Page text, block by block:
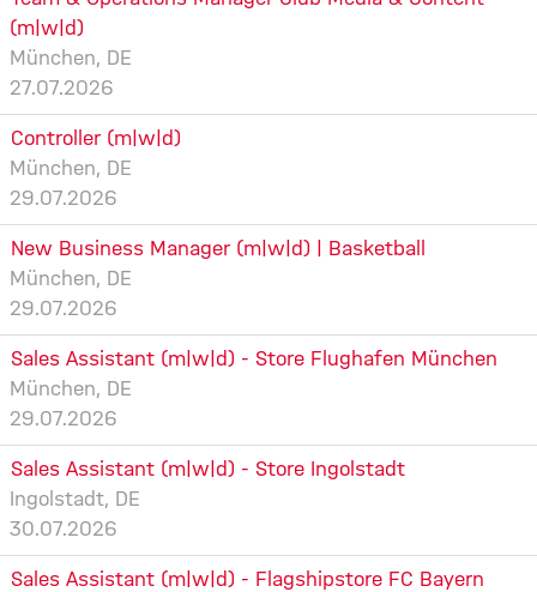
(m|w|d)
München, DE
27.07.2026
Controller (m|w|d)
München, DE
29.07.2026
New Business Manager (m|w|d) | Basketball
München, DE
29.07.2026
Sales Assistant (m|w|d) - Store Flughafen München
München, DE
29.07.2026
Sales Assistant (m|w|d) - Store Ingolstadt
Ingolstadt, DE
30.07.2026
Sales Assistant (m|w|d) - Flagshipstore FC Bayern